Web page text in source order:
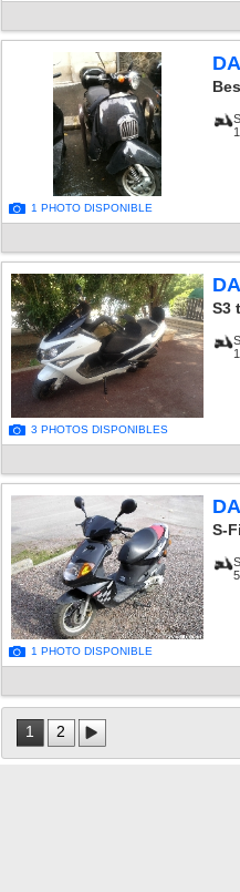
1 PHOTO DISPONIBLE
3 PHOTOS DISPONIBLES
S3
1 PHOTO DISPONIBLE
S-
1 2